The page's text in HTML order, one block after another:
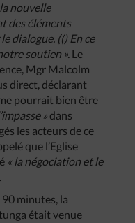
lanouvelle
deséléments
ledialogue. (() En ce
soutien ». Le
Mgr Malcolm
direct, déclarant
pourrait bien être
» dans
les acteurs de ce
que l’Eglise
« lanégociation et le
90 minutes, la
était venue